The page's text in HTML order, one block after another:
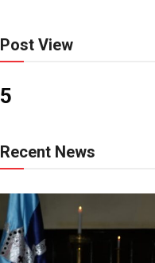
Post View
5
Recent News